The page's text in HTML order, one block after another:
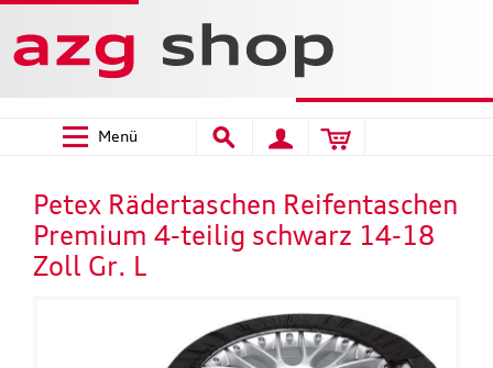
Menü
Petex Rädertaschen Reifentaschen
Premium 4-teilig schwarz 14-18
Zoll Gr. L